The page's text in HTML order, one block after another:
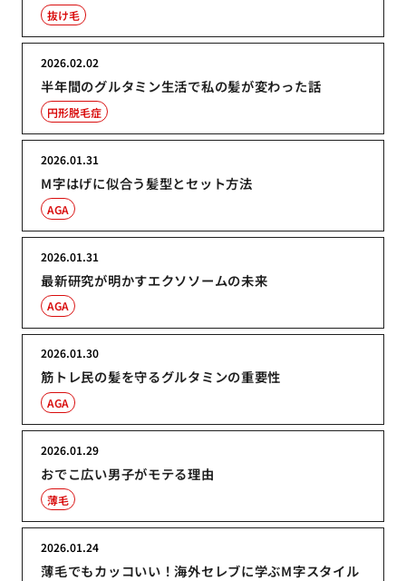
抜け毛
半年間のグルタミン生活で私の髪が変わった話
2026.02.02
円形脱毛症
M字はげに似合う髪型とセット方法
2026.01.31
AGA
最新研究が明かすエクソソームの未来
2026.01.31
AGA
筋トレ民の髪を守るグルタミンの重要性
2026.01.30
AGA
おでこ広い男子がモテる理由
2026.01.29
薄毛
薄毛でもカッコいい！海外セレブに学ぶM字スタイル
2026.01.24